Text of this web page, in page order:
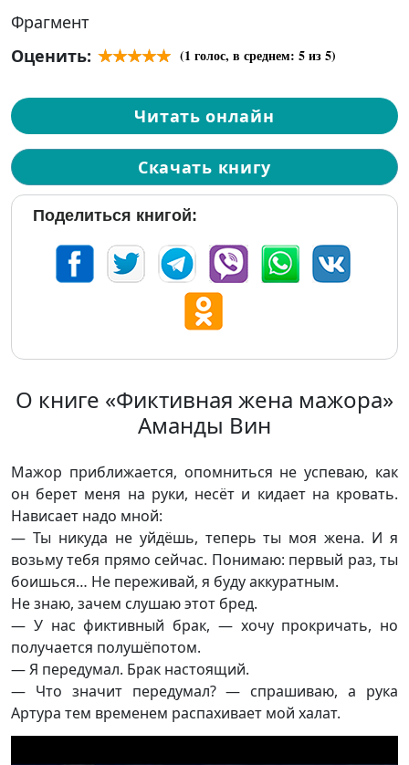
Фрагмент
Оценить:
(1 голос, в среднем: 5из 5)
Читать онлайн
Скачать книгу
Поделиться книгой:
О книге «Фиктивная жена мажора»
Аманды Вин
Мажор приближается, опомниться не успеваю, как
он берет меня на руки, несёт и кидает на кровать.
Нависает надо мной:
— Ты никуда не уйдёшь, теперь ты моя жена. И я
возьму тебя прямо сейчас. Понимаю: первый раз, ты
боишься… Не переживай, я буду аккуратным.
Не знаю, зачем слушаю этот бред.
— У нас фиктивный брак, — хочу прокричать, но
получается полушёпотом.
— Я передумал. Брак настоящий.
— Что значит передумал? — спрашиваю, а рука
Артура тем временем распахивает мой халат.